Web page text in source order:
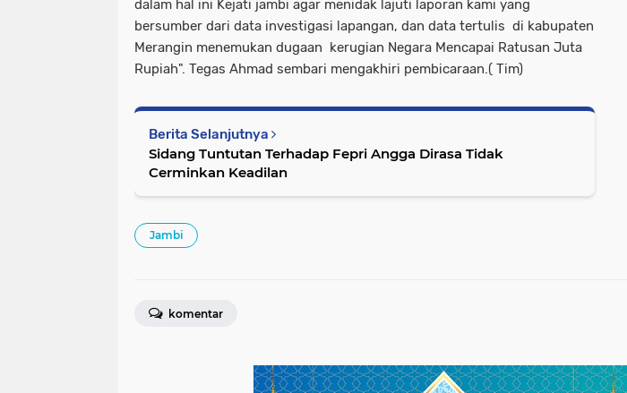
dalam hal ini Kejati jambi agar menidak lajuti laporan kami yang
bersumber dari data investigasi lapangan, dan data tertulis di kabupaten
Merangin menemukan dugaan kerugian Negara Mencapai Ratusan Juta
Rupiah". Tegas Ahmad sembari mengakhiri pembicaraan.( Tim)
Berita Selanjutnya
Sidang Tuntutan Terhadap Fepri Angga Dirasa Tidak
Cerminkan Keadilan
Jambi
komentar